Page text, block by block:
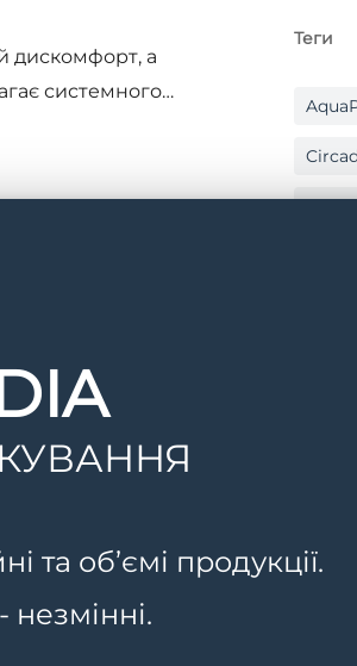
дискомфорт, а
системного…
Теги
та об’ємі продукції.
- незмінні.